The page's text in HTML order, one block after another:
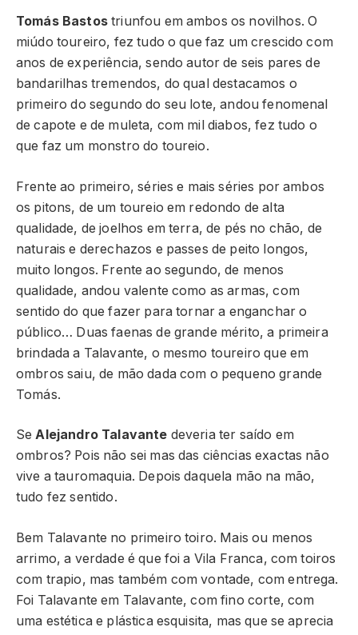
Tomás Bastostriunfou em ambos os novilhos. O
miúdo toureiro, fez tudo o que faz um crescido com
anos de experiência, sendo autor de seis pares de
bandarilhas tremendos, do qual destacamos o
primeiro do segundo do seu lote, andou fenomenal
de capote e de muleta, com mil diabos, fez tudo o
que faz um monstro do toureio.
Frente ao primeiro, séries e mais séries por ambos
os pitons, de um toureio em redondo de alta
qualidade, de joelhos em terra, de pés no chão, de
naturais e derechazos e passes de peito longos,
muito longos. Frente ao segundo, de menos
qualidade, andou valente como as armas, com
sentido do que fazer para tornar a enganchar o
público… Duas faenas de grande mérito, a primeira
brindada a Talavante, o mesmo toureiro que em
ombros saiu, de mão dada com o pequeno grande
Tomás.
SeAlejandro Talavante deveria ter saído em
ombros? Pois não sei mas das ciências exactas não
vive a tauromaquia. Depois daquela mão na mão,
tudo fez sentido.
Bem Talavante no primeiro toiro. Mais ou menos
arrimo, a verdade é que foi a Vila Franca, com toiros
com trapio, mas também com vontade, com entrega.
Foi Talavante em Talavante, com fino corte, com
uma estética e plástica esquisita, mas que se aprecia